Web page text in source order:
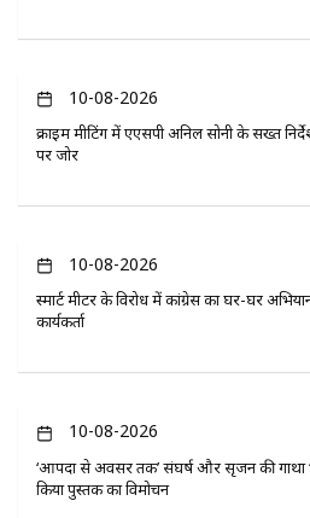
10-08-2026
क्राइम मीटिंग में एएसपी अनिल सोनी के सख्त
पर जोर
10-08-2026
स्मार्ट मीटर के विरोध में कांग्रेस का घर-घर
कार्यकर्ता
10-08-2026
‘आपदा से अवसर तक’ संघर्ष और सृजन की गाथा
किया पुस्तक का विमोचन